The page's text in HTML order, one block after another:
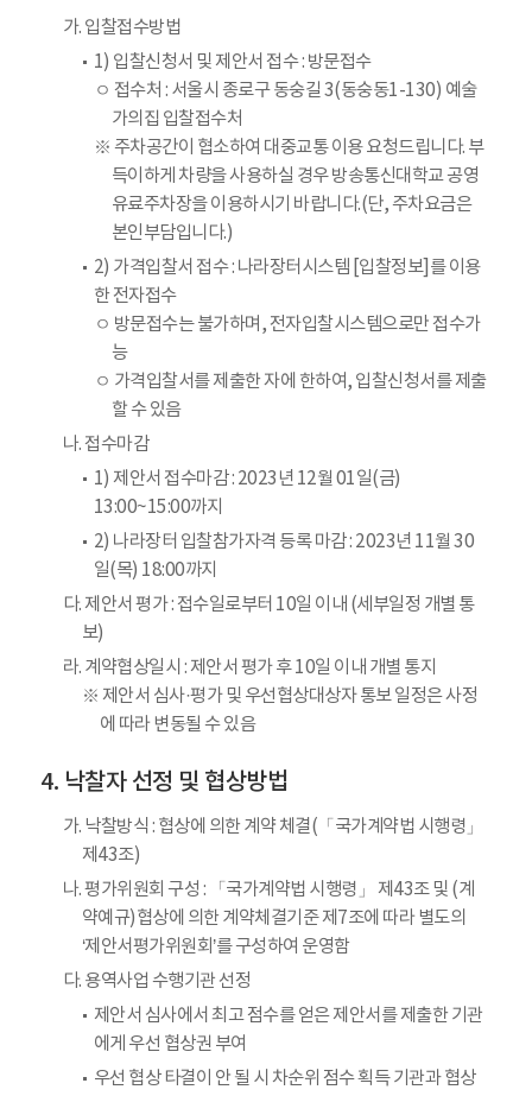
가. 입찰접수방법
1) 입찰신청서 및 제안서 접수 : 방문접수
ㅇ 접수처 : 서울시 종로구 동숭길 3(동숭동1-130) 예술
가의집 입찰접수처
※ 주차공간이 협소하여 대중교통 이용 요청드립니다. 부
득이하게 차량을 사용하실 경우 방송통신대학교 공영
유료주차장을 이용하시기 바랍니다.(단, 주차요금은
본인부담입니다.)
2) 가격입찰서 접수 : 나라장터시스템 [입찰정보]를 이용
한 전자접수
ㅇ 방문접수는 불가하며, 전자입찰시스템으로만 접수가
능
ㅇ 가격입찰서를 제출한 자에 한하여, 입찰신청서를 제출
할 수 있음
나. 접수마감
1) 제안서 접수마감 : 2023년 12월 01일(금)
13:00~15:00까지
2) 나라장터 입찰참가자격 등록 마감 : 2023년 11월 30
일(목) 18:00까지
다. 제안서 평가 : 접수일로부터 10일 이내 (세부일정 개별 통
보)
라. 계약협상일시 : 제안서 평가 후 10일 이내 개별 통지
※ 제안서 심사·평가 및 우선협상대상자 통보 일정은 사정
에 따라 변동될 수 있음
낙찰자 선정 및 협상방법
가. 낙찰방식 : 협상에 의한 계약 체결(「국가계약법 시행령」
제43조)
나. 평가위원회 구성 : 「국가계약법 시행령」 제43조 및 (계
약예규)협상에 의한 계약체결기준 제7조에 따라 별도의
‘제안서평가위원회’를 구성하여 운영함
다. 용역사업 수행기관 선정
제안서 심사에서 최고 점수를 얻은 제안서를 제출한 기관
에게 우선 협상권 부여
우선 협상 타결이 안 될 시 차순위 점수 획득 기관과 협상